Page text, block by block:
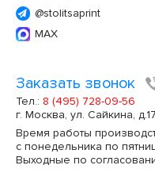
@stolitsaprint
MAX
Заказать звонок
Тел.: 8 (495) 728-09-56
г. Москва, ул. Сайкина, д.17
Время работы
с понедельника по
Выходные по